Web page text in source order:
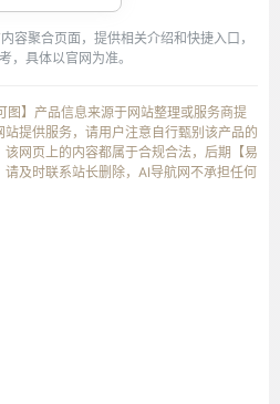
容聚合页面，提供相关介绍和快捷入口，
，具体以官网为准。
图】产品信息来源于网站整理或服务商提
提供服务，请用户注意自行甄别该产品的
网页上的内容都属于合规合法，后期【易
及时联系站长删除，AI导航网不承担任何